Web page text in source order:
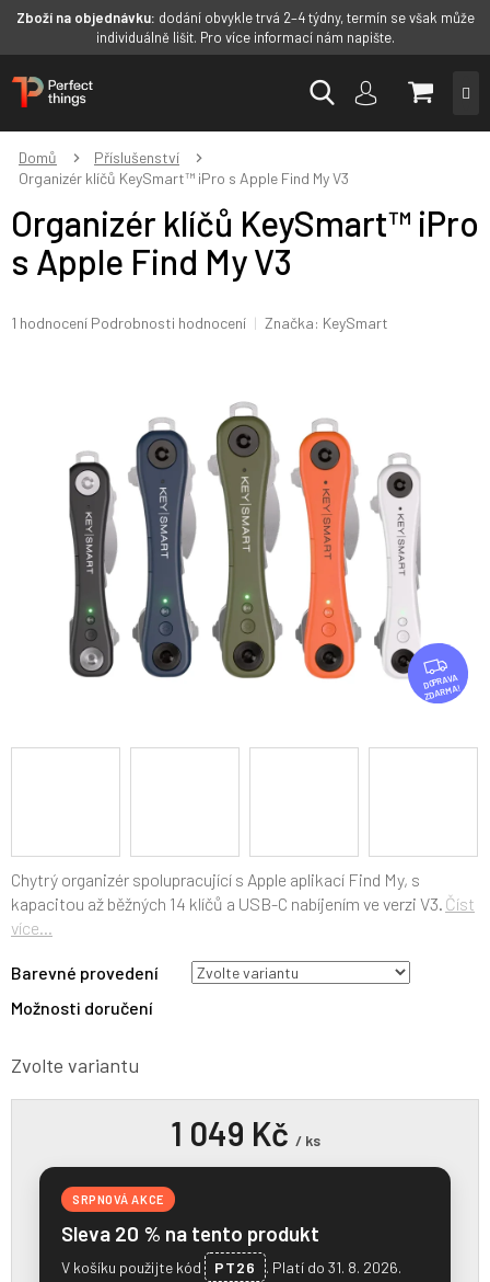
Zboží na objednávku: dodání obvykle trvá 2–4 týdny, termín se však může
individuálně lišit. Pro více informací nám napište.
na
obsah
KOŠÍK
Domů
Příslušenství
Organizér klíčů KeySmart™ iPro s Apple Find My V3
Organizér klíčů KeySmart™ iPro
s Apple Find My V3
Průměrné
hvězdiček.
1 hodnocení Podrobnosti hodnocení Značka: KeySmart
Z
D
A
M
ZDARMA
Zvolte variantu
Barevné provedení
Možnosti doručení
Chytrý organizér spolupracující s Apple aplikací Find My, s
kapacitou až běžných 14 klíčů a USB-C nabíjením ve verzi V3. Číst
více...
1 049 Kč / ks
SRPNOVÁ AKCE
Sleva 20 % na tento produkt
V košíku použijte kód PT26 . Platí do 31. 8. 2026.